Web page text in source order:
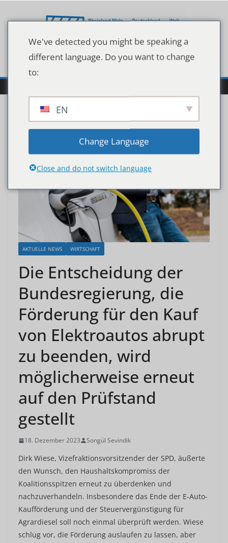
Inhalt
AKTUELLE NEWS WIRTSCHAFT
Die Entscheidung der
Bundesregierung, die
Förderung für den Kauf
von Elektroautos abrupt
zu beenden, wird
möglicherweise erneut
auf den Prüfstand
gestellt
18. Dezember 2023 Songül Sevindik
Dirk Wiese, Vizefraktionsvorsitzender der SPD, äußerte
den Wunsch, den Haushaltskompromiss der
Koalitionsspitzen erneut zu überdenken und
nachzuverhandeln. Insbesondere das Ende der E-Auto-
Kaufförderung und der Steuervergünstigung für
Agrardiesel soll noch einmal überprüft werden. Wiese
schlug vor, die Förderung auslaufen zu lassen, aber
We've detected you might be speaking a
different language. Do you want to change
to:
EN
Change Language
Close and do not switch language